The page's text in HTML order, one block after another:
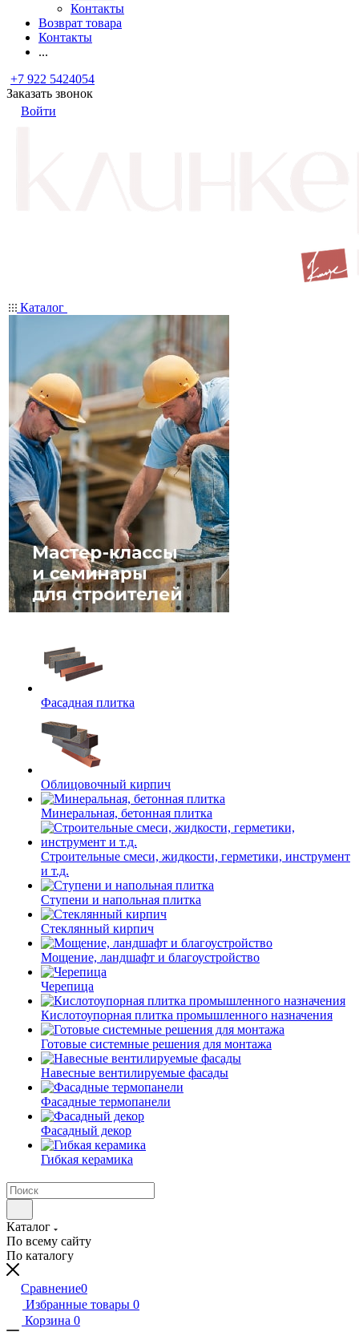
Контакты
Возврат товара
Контакты
...
+7 922 5424054
Заказать звонок
Войти
Каталог
Фасадная плитка
Облицовочный кирпич
Минеральная, бетонная плитка
Строительные смеси, жидкости, герметики, инструмент
и т.д.
Ступени и напольная плитка
Cтеклянный кирпич
Мощение, ландшафт и благоустройство
Черепица
Кислотоупорная плитка промышленного назначения
Готовые системные решения для монтажа
Навесные вентилируемые фасады
Фасадные термопанели
Фасадный декор
Гибкая керамика
Каталог
По всему сайту
По каталогу
Сравнение0
Избранные товары 0
Корзина 0